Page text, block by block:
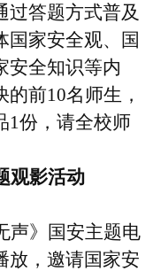
过答题方式普及
国家安全观、国
安全知识等内
的前10名师生，
1份，请全校师
观影活动
声》国安主题电
放，邀请国家安